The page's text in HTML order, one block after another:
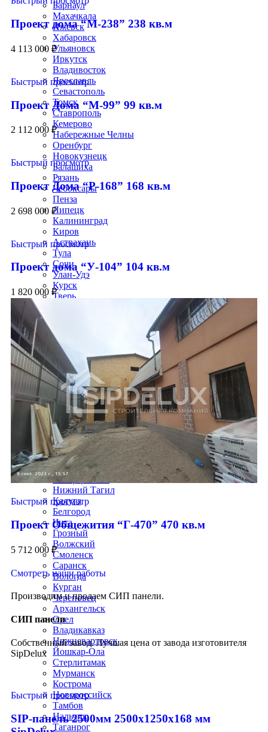
Барнаул
Махачкала
Ижевск
Хабаровск
Ульяновск
Иркутск
Владивосток
Ярославль
Севастополь
Томск
Ставрополь
Кемерово
Набережные Челны
Оренбург
Новокузнецк
Балашиха
Рязань
Чебоксары
Пенза
Липецк
Калининград
Киров
Астрахань
Тула
Сочи
Улан-Удэ
Курск
Тверь
Якутск
Подольск
Химки
Мытищи
Королев
Люберцы
Красногорск
Электросталь
Коломна
Одинцово
Истра
Иваново
Владимир
Симферополь
Нижний Тагил
Калуга
Белгород
Чита
Грозный
Волжский
Смоленск
Саранск
Вологда
Курган
Череповец
Архангельск
Орел
Владикавказ
Нижневартовск
Йошкар-Ола
Стерлитамак
Мурманск
Кострома
Новороссийск
Тамбов
Нальчик
Таганрог
Проект дома “М-238” 238 кв.м
4 113 000 ₽
Быстрый просмотр
Проект Дома “М-99” 99 кв.м
2 112 000 ₽
Быстрый просмотр
Проект Дома “Р-168” 168 кв.м
2 698 000 ₽
Быстрый просмотр
Проект дома “У-104” 104 кв.м
1 820 000 ₽
Быстрый просмотр
Проект Общежития “Г-470” 470 кв.м
5 712 000 ₽
Смотреть наши работы
Производим и продаем СИП панели.
СИП панели
Собственный завод. Лучшая цена от завода изготовителя
SipDelux
Быстрый просмотр
SIP-панель 2500мм 2500x1250x168 мм